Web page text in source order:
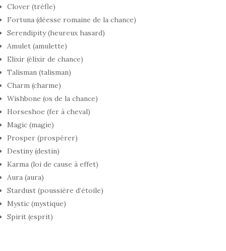
Clover (trèfle)
Fortuna (déesse romaine de la chance)
Serendipity (heureux hasard)
Amulet (amulette)
Elixir (élixir de chance)
Talisman (talisman)
Charm (charme)
Wishbone (os de la chance)
Horseshoe (fer à cheval)
Magic (magie)
Prosper (prospérer)
Destiny (destin)
Karma (loi de cause à effet)
Aura (aura)
Stardust (poussière d’étoile)
Mystic (mystique)
Spirit (esprit)